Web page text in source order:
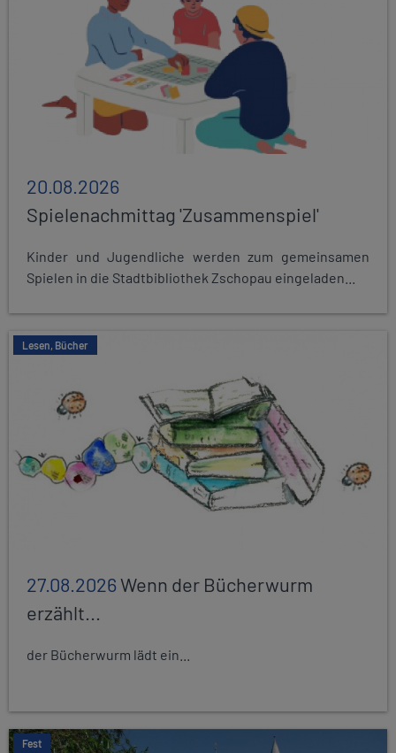
20.08.2026
Spielenachmittag 'Zusammenspiel'
Kinder und Jugendliche werden zum gemeinsamen
Spielen in die Stadtbibliothek Zschopau eingeladen...
Lesen, Bücher
27.08.2026Wenn der Bücherwurm
erzählt...
der Bücherwurm lädt ein...
Fest